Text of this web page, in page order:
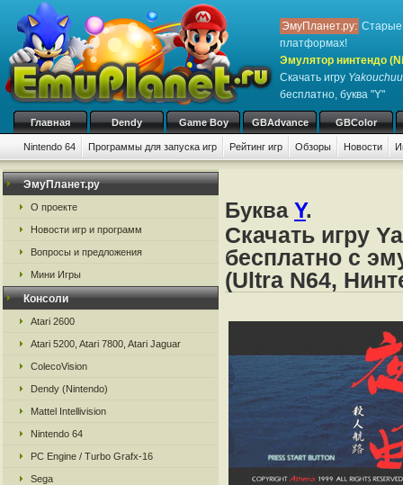
ЭмуПланет.ру: Старые
платформах!
Эмулятор нинтендо
Скачать игру
бесплатно, буква "Y"
Главная Dendy Game Boy GBAdvance GBColor
Nintendo 64 Программы для запуска игр Рейтинг игр Обзоры Новости
ЭмуПланет.ру
О проекте
Новости игр и программ
Вопросы и предложения
Мини Игры
Консоли
Atari 2600
Atari 5200, Atari 7800, Atari Jaguar
ColecoVision
Dendy (Nintendo)
Mattel Intellivision
Nintendo 64
PC Engine / Turbo Grafx-16
Sega
Буква Y.
Скачать игру
бесплатно с
(Ultra N64,